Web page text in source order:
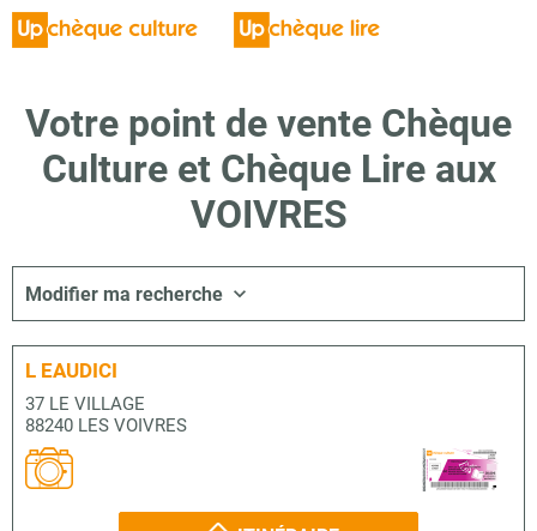
Votre point de vente Chèque
Culture et Chèque Lire aux
VOIVRES
Modifier ma recherche
L EAUDICI
37 LE VILLAGE
88240 LES VOIVRES